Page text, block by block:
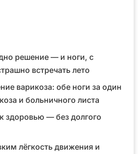
решение — и ноги, с
встречать лето
варикоза: обе ноги за один
и больничного листа
здоровью — без долгого
лёгкость движения и